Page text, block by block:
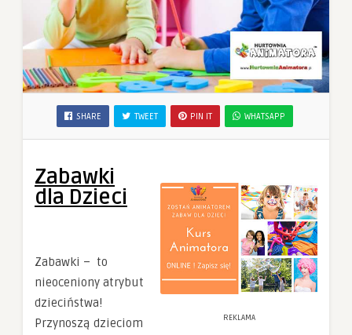
SHARE TWEET PIN IT WHATSAPP
REKLAMA
Zabawki
dla Dzieci
Zabawki – to
nieoceniony atrybut
dzieciństwa!
Przynoszą dzieciom